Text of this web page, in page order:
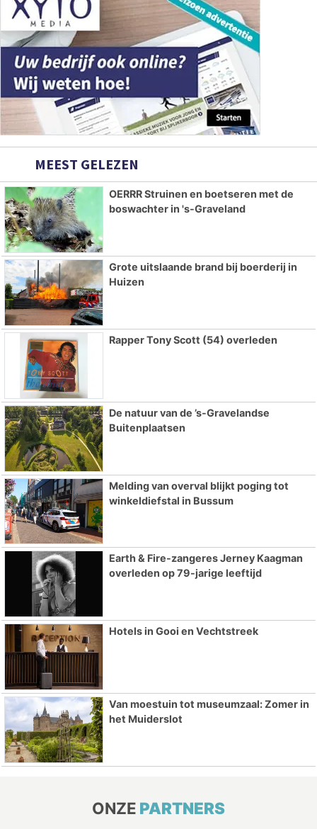
MEEST GELEZEN
OERRR Struinen en boetseren met de
boswachter in 's-Graveland
Grote uitslaande brand bij boerderij in
Huizen
Rapper Tony Scott (54) overleden
De natuur van de ’s-Gravelandse
Buitenplaatsen
Melding van overval blijkt poging tot
winkeldiefstal in Bussum
Earth & Fire-zangeres Jerney Kaagman
overleden op 79-jarige leeftijd
Hotels in Gooi en Vechtstreek
Van moestuin tot museumzaal: Zomer in
het Muiderslot
ONZE PARTNERS